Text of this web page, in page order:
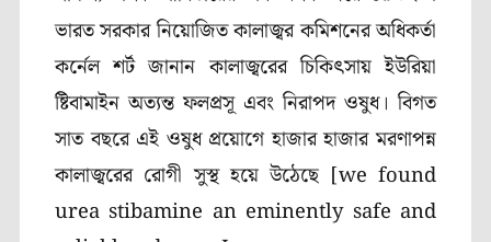
ভারত সরকার নিয়োজিত কালাজ্বর কমিশনের অধিকর্তা
কর্নেল শর্ট জানান কালাজ্বরের চিকিৎসায় ইউরিয়া
ষ্টিবামাইন অত্যন্ত ফলপ্রসূ এবং নিরাপদ ওষুধ। বিগত
সাত বছরে এই ওষুধ প্রয়োগে হাজার হাজার মরণাপন্ন
কালাজ্বরের রোগী সুস্থ হয়ে উঠেছে [we found
urea stibamine an eminently safe and